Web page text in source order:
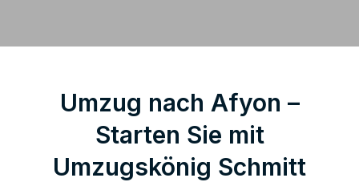
Umzug nach Afyon –
Starten Sie mit
Umzugskönig Schmitt